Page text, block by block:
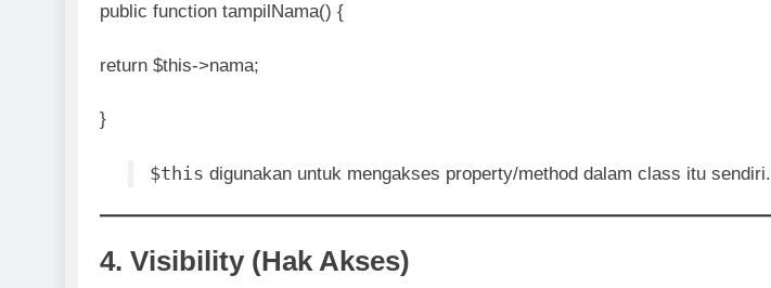
public function tampilNama() {
return $this->nama;
}
$this digunakan untuk mengakses property/method dalam class itu sendiri.
4. Visibility (Hak Akses)